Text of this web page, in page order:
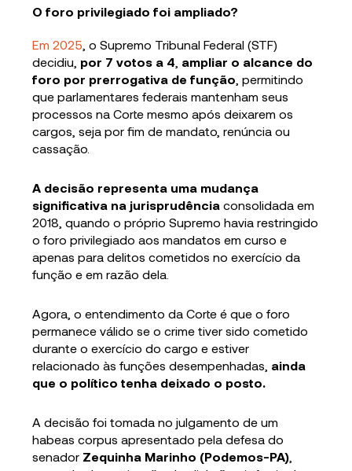
O foro privilegiado foi ampliado?
Em 2025 , o Supremo Tribunal Federal (STF)
decidiu, por 7 votos a 4 ampliar o alcance do
foro por prerrogativa de função , permitindo
que parlamentares federais mantenham seus
processos na Corte mesmo após deixarem os
cargos, seja por fim de mandato, renúncia ou
cassação.
A decisão representa uma mudança
significativa na jurisprudência consolidada em
2018, quando o próprio Supremo havia restringido
o foro privilegiado aos mandatos em curso e
apenas para delitos cometidos no exercício da
função e em razão dela.
Agora, o entendimento da Corte é que o foro
permanece válido se o crime tiver sido cometido
durante o exercício do cargo e estiver
relacionado às funções desempenhadas, ainda
que o político tenha deixado o posto.
A decisão foi tomada no julgamento de um
habeas corpus apresentado pela defesa do
senador Zequinha Marinho (Podemos-PA)